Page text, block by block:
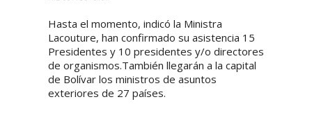
Hasta el momento, indicó la Ministra
Lacouture, han confirmado su asistencia 15
Presidentes y 10 presidentes y/o directores
de organismos.También llegarán a la capital
de Bolívar los ministros de asuntos
exteriores de 27 países.